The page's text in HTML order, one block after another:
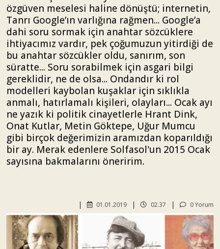
özgüven meselesi haline dönüştü; internetin,
Tanrı Google’ın varlığına rağmen... Google’a
dahi soru sormak için anahtar sözcüklere
ihtiyacımız vardır, pek çoğumuzun yitirdiği de
bu anahtar sözcükler oldu, sanırım, son
süratte... Soru sorabilmek için asgari bilgi
gereklidir, ne de olsa... Ondandır ki rol
modelleri kaybolan kuşaklar için sıklıkla
anmalı, hatırlamalı kişileri, olayları... Ocak ayı
ne yazık ki politik cinayetlerle Hrant Dink,
Onat Kutlar, Metin Göktepe, Uğur Mumcu
gibi birçok değerimizin aramızdan koparıldığı
bir ay. Merak edenlere Solfasol'un 2015 Ocak
sayısına bakmalarını öneririm.
0 Yorum
02.37
01.01.2019